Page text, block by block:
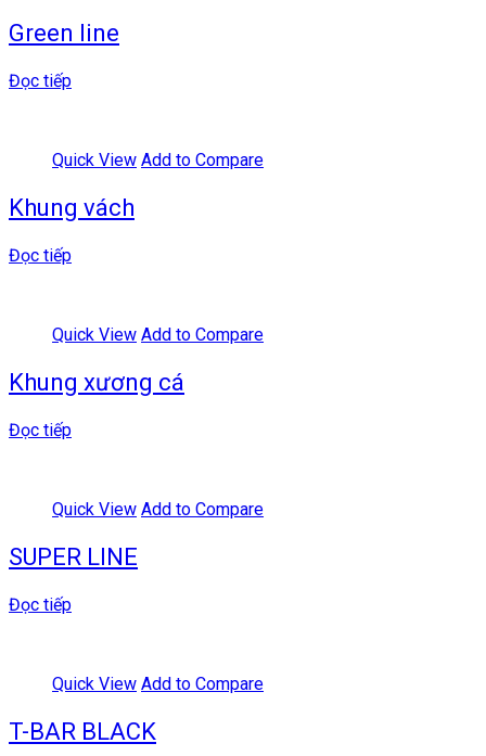
Green line
Đọc tiếp
Quick View Add to Compare
Khung vách
Đọc tiếp
Quick View Add to Compare
Khung xương cá
Đọc tiếp
Quick View Add to Compare
SUPER LINE
Đọc tiếp
Quick View Add to Compare
T-BAR BLACK